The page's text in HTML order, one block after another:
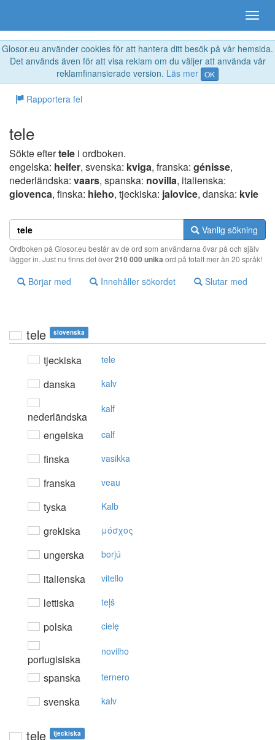
Glosor.eu använder cookies för att hantera ditt besök på vår hemsida.
Det används även för att visa reklam om du väljer att använda vår
reklamfinansierade version. Läs mer OK
Rapportera fel
tele
Sökte eftertele i ordboken.
engelska: heifer, svenska: kviga, franska: génisse,
nederländska: vaars, spanska: novilla, italienska:
giovenca, finska: hieho, tjeckiska: jalovice, danska: kvie
Vanlig sökning
Ordboken på Glosor.eu består av de ord som användarna övar på och själv
lägger in. Just nu finns det över210 000 unika ord på totalt mer än 20 språk!
Börjar med Innehåller sökordet Slutar med
tele slovenska
tjeckiska tele
danska kalv
nederländska
kalf
engelska calf
finska vasikka
franska veau
tyska Kalb
grekiska μόσχoς
ungerska borjú
italienska vitello
lettiska teļš
polska cielę
portugisiska
novilho
spanska ternero
svenska kalv
tele tjeckiska